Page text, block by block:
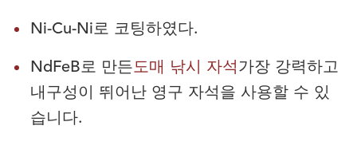
Ni-Cu-Ni로 코팅하였다.
NdFeB로 만든도매 낚시 자석 가장 강력하고
내구성이 뛰어난 영구 자석을 사용할 수 있
습니다.